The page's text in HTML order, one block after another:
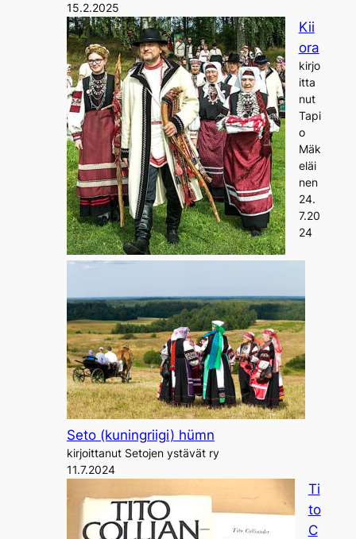
15.2.2025
Kii
ora
kirjo
itta
nut
Tapi
o
Mäk
eläi
nen
24.
7.20
24
Seto (kuningriigi) hümn
kirjoittanut Setojen ystävät ry
11.7.2024
Ti
to
C